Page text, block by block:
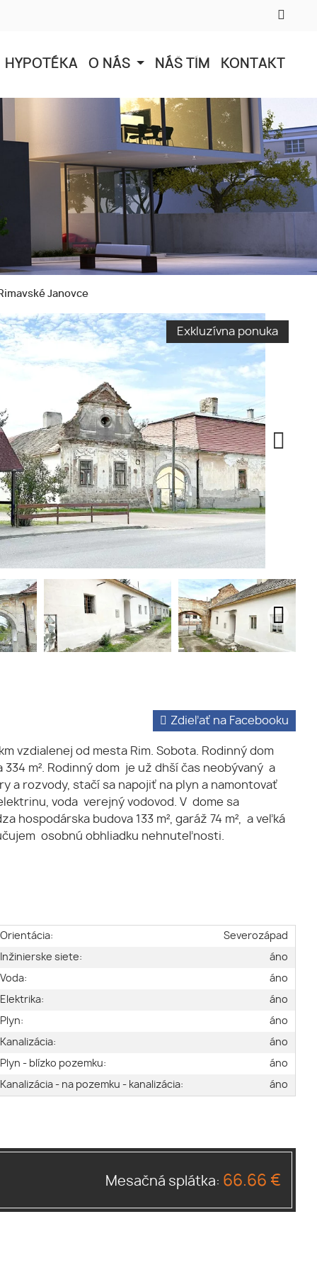
HYPOTÉKA O NÁS NÁŠ TÍM KONTAKT
Janovce
Exkluzívna ponuka
Zdieľať na Facebooku
vzdialenej od mesta Rim. Sobota. Rodinný dom
m². Rodinný dom je už dhší čas neobývaný a
a rozvody, stačí sa napojiť na plyn a namontovať
voda verejný vodovod. V dome sa
budova 133 m², garáž 74 m², a veľká
osobnú obhliadku nehnuteľnosti.
Orientácia:
Severozápad
Inžinierske siete:
áno
Voda:
áno
Elektrika:
áno
Plyn:
áno
Kanalizácia:
áno
Plyn - blízko pozemku:
áno
Kanalizácia - na pozemku - kanalizácia:
áno
Mesačná splátka: 66.66 €